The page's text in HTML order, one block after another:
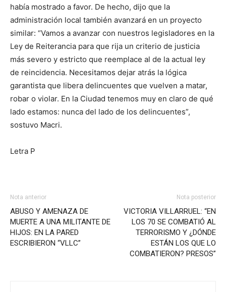
había mostrado a favor. De hecho, dijo que la
administración local también avanzará en un proyecto
similar: “Vamos a avanzar con nuestros legisladores en la
Ley de Reiterancia para que rija un criterio de justicia
más severo y estricto que reemplace al de la actual ley
de reincidencia. Necesitamos dejar atrás la lógica
garantista que libera delincuentes que vuelven a matar,
robar o violar. En la Ciudad tenemos muy en claro de qué
lado estamos: nunca del lado de los delincuentes”,
sostuvo Macri.
Letra P
Nota anterior
ABUSO Y AMENAZA DE
MUERTE A UNA MILITANTE DE
HIJOS: EN LA PARED
ESCRIBIERON “VLLC”
Nota posterior
VICTORIA VILLARRUEL: “EN
LOS 70 SE COMBATIÓ AL
TERRORISMO Y ¿DÓNDE
ESTÁN LOS QUE LO
COMBATIERON? PRESOS”